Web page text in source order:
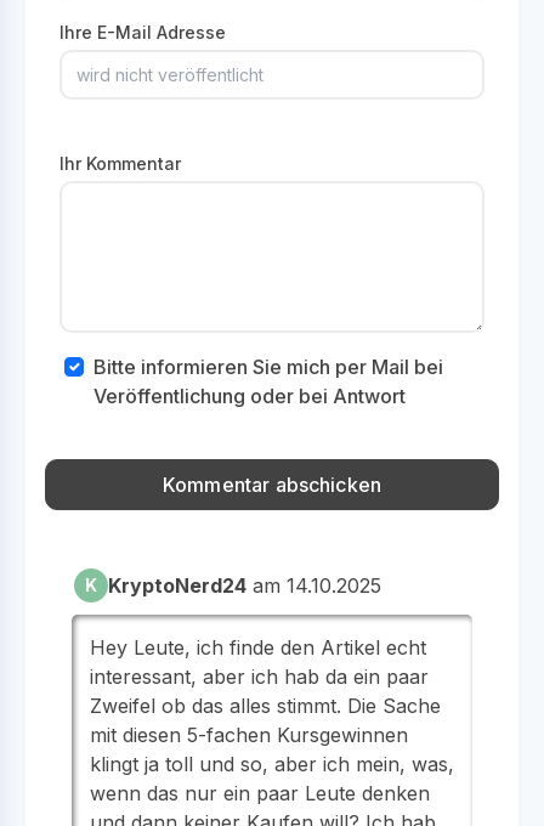
Ihre E-Mail Adresse
Ihr Kommentar
Bitte informieren Sie mich per Mail bei
Veröffentlichung oder bei Antwort
K KryptoNerd24 am 14.10.2025
Hey Leute, ich finde den Artikel echt
interessant, aber ich hab da ein paar
Zweifel ob das alles stimmt. Die Sache
mit diesen 5-fachen Kursgewinnen
klingt ja toll und so, aber ich mein, was,
wenn das nur ein paar Leute denken